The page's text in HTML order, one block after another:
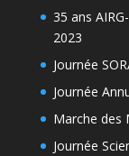
35 ans
2023
Journée
Journée
Marche des
Journée